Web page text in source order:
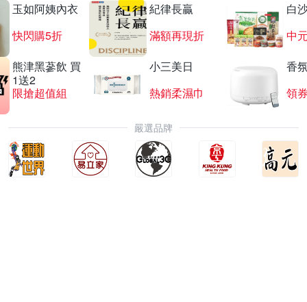
玉如阿姨內衣
快閃購5折
紀律長贏
滿額再現折
白
中
熊津黑蔘飲 買
1送2
限搶超值組
小三美日
熱銷柔濕巾
香
領
嚴選品牌